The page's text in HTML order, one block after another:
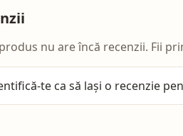
nu are încă recenzii. Fii
te ca să lași o recenzie